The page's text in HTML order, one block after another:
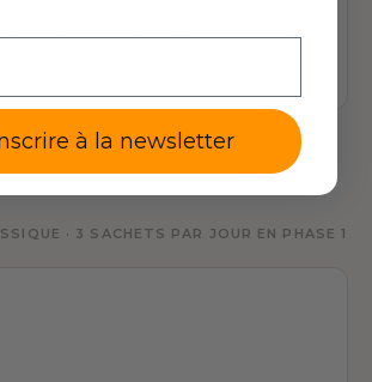
autorises, ainsi que les conseils de
precises dans le guide fourni avec votre
envoye par e-mail.
· 3 SACHETS PAR JOUR EN PHASE 1
à la newsletter